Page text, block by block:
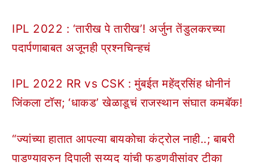
IPL 2022 : ‘तारीख पे तारीख’! अर्जुन तेंडुलकरच्या
पदार्पणाबाबत अजूनही प्रश्नचिन्हचं
IPL 2022 RR vs CSK : मुंबईत महेंद्रसिंह धोनीनं
जिंकला टॉस; ‘धाकड’ खेळाडूचं राजस्थान संघात कमबॅक!
“ज्यांच्या हातात आपल्या बायकोचा कंट्रोल नाही..; बाबरी
पाडण्यावरुन दिपाली सय्यद यांची फडणवीसांवर टीका